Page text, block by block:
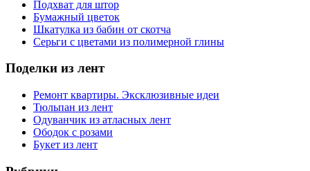
Подхват для штор
Бумажный цветок
Шкатулка из бабин от скотча
Серьги с цветами из полимерной глины
Поделки из лент
Ремонт квартиры. Эксклюзивные идеи
Тюльпан из лент
Одуванчик из атласных лент
Ободок с розами
Букет из лент